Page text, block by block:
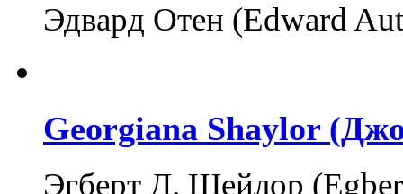
Эдвард Отен (Edward
Georgiana Shaylor
Эгберт Д. Шейлор